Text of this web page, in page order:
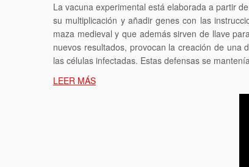
La vacuna experimental está elaborada a partir
su multiplicación y añadir genes con las
maza medieval y que además sirven de llave
nuevos resultados, provocan la creación de una
las células infectadas. Estas defensas se
LEER MÁS